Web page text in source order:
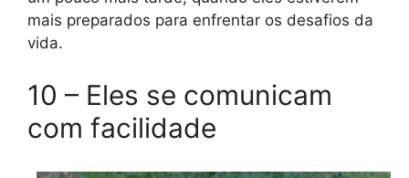
mais preparados para enfrentar os desafios da
vida.
10 – Eles se comunicam
com facilidade